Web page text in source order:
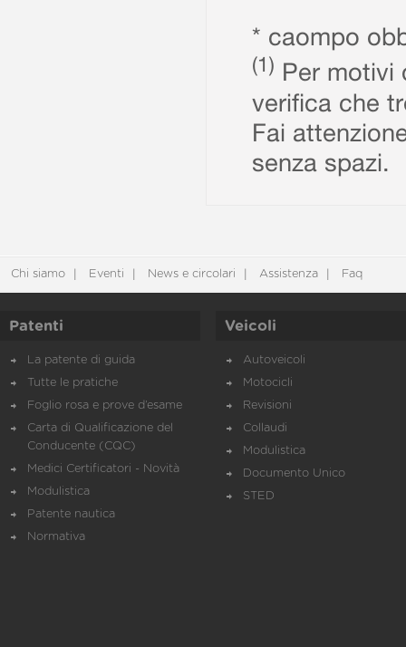
* caompo
(1) Per motivi
verifica che
Fai
senza spazi.
Chi siamo Eventi News e circolari Assistenza Faq
Patenti
La patente di guida
Tutte le pratiche
Foglio rosa e prove d’esame
Carta di Qualificazione del
Conducente (CQC)
Medici Certificatori - Novità
Modulistica
Patente nautica
Normativa
Veicoli
Autoveicoli
Motocicli
Revisioni
Collaudi
Modulistica
Documento Unico
STED